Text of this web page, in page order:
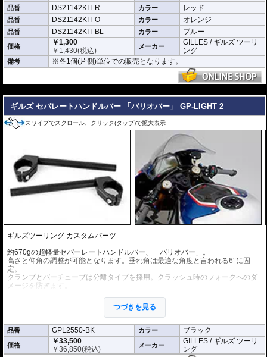
品番 DS21142KIT-R カラー レッド
品番 DS21142KIT-O カラー オレンジ
品番 DS21142KIT-BL カラー ブルー
価格
￥1,300
￥ 1,430(税込) メーカー
GILLES / ギルズ ツーリ
ング
備考 ※各1個(片側)単位での販売となります。
ギルズ セパレートハンドルバー 「バリオバー」 GP-LIGHT 2
スワイプでスクロール、クリック(タップ)で拡大表示
ギルズツーリング カスタムパーツ
約670gの超軽量セパーレートハンドルバー、「バリオバー」。
高さと仰角の調整が可能となります。垂れ角は最適な角度と言われる6°に固
定。
クランプとバーチューブは分離タイプを採用。クラッシュ時のフォークへのダ
メージを防ぎます。
ヤマハのチームはこのセパレートハンドルバーをWorldSBK、WorldSuperspor
t、IDM、R6 Cup Germanyで採用しています。
※写真はシリーズ代表イメージです。車種により形状、デザインが異なる場合
があります。
※商品は汎用品です。ご購入の前に必ず寸法図をご確認いただき、商品の形状
つづきを見る
品番 GPL2550-BK カラー ブラック
価格
￥33,500
￥36,850(税込) メーカー
GILLES / ギルズ ツーリ
ング